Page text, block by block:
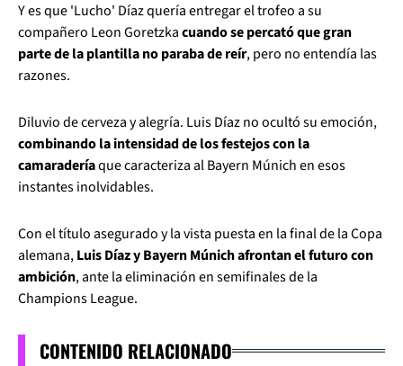
Y es que 'Lucho' Díaz quería entregar el trofeo a su
compañero Leon Goretzkacuando se percató que gran
parte de la plantilla no paraba de reír, pero no entendía las
razones.
Diluvio de cerveza y alegría. Luis Díaz no ocultó su emoción,
combinando la intensidad de los festejos con la
camaraderíaque caracteriza al Bayern Múnich en esos
instantes inolvidables.
Con el título asegurado y la vista puesta en la final de la Copa
alemana,Luis Díaz y Bayern Múnich afrontan el futuro con
ambición, ante la eliminación en semifinales de la
Champions League.
CONTENIDO RELACIONADO